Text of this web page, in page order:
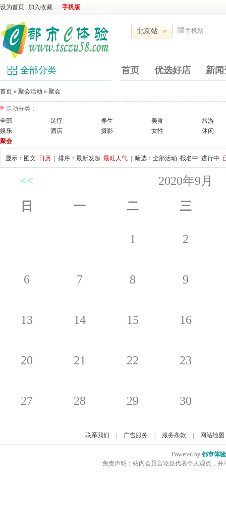
设为首页 加入收藏 手机版
北京站 手机站
全部分类 首页 优选好店 新闻
首页 » 聚会活动 » 聚会
活动分类：
全部
足疗 养生 美食
旅游
娱乐
酒店 摄影 女性
休闲
聚会
显示： 图文 日历 | 排序： 最新发起 最旺人气 | 筛选： 全部活动 报名中 进行中
<<
2020年9月
日
一 二 三
1 2
6 7 8 9
13 14 15 16
20 21 22 23
27 28 29 30
联系我们 广告服务 服务条款 网站地图
Powered by 都市体
免责声明：站内会员言论仅代表个人观点，